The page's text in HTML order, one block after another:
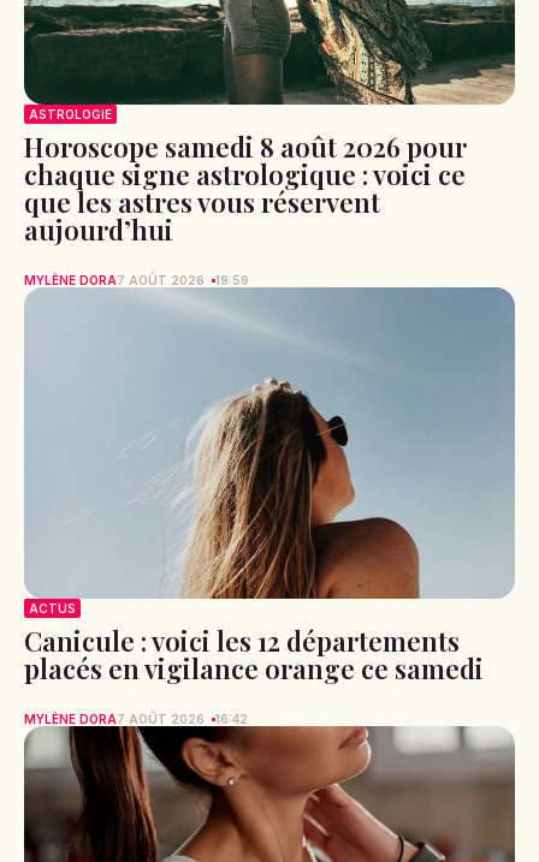
ASTROLOGIE
Horoscope samedi 8 août 2026 pour
chaque signe astrologique : voici ce
que les astres vous réservent
aujourd’hui
MYLÈNE DORA7 AOÛT 2026 19:59
ACTUS
Canicule : voici les 12 départements
placés en vigilance orange ce samedi
MYLÈNE DORA7 AOÛT 2026 16:42